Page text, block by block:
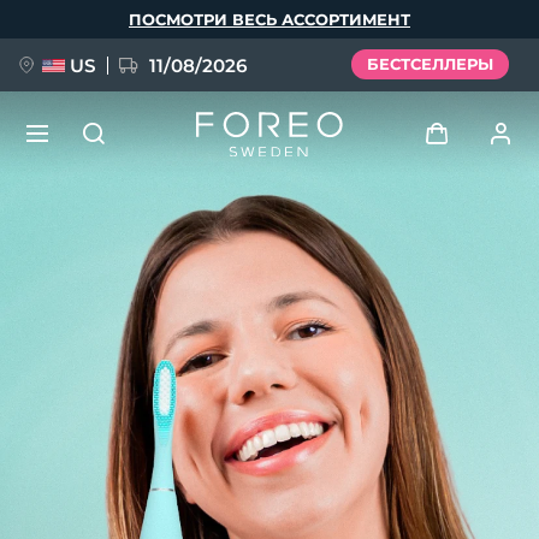
ПОСМОТРИ ВЕСЬ АССОРТИМЕНТ
US 11/08/2026 БЕСТСЕЛЛЕРЫ
Профиль пользователя
Мои приборы
Мои заказы
Мои адреса
Мои подписки
FAQ™ Pure Beauty-Tech Elixir
BREAKING NEWS
issa™ Teeth Whitening Set
Deutsch
Español
Français
Italiano
Português
Svenska
Русский
简体中文 繁體中文